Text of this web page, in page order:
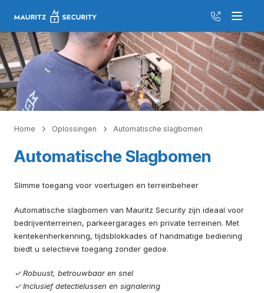
Menu
035 526
Home Oplossingen Automatische slagbomen
Automatische Slagbomen
Slimme toegang voor voertuigen en terreinbeheer
Automatische slagbomen van Mauritz Security zijn ideaal voor
bedrijventerreinen, parkeergarages en private terreinen. Met
kentekenherkenning, tijdsblokkades of handmatige bediening
biedt u selectieve toegang zonder gedoe.
✓ Robuust, betrouwbaar en snel
✓ Inclusief detectielussen en signalering